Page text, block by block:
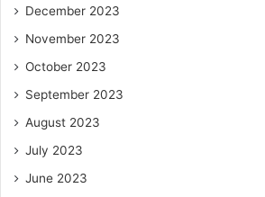
December 2023
November 2023
October 2023
September 2023
August 2023
July 2023
June 2023